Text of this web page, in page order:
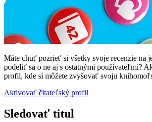
Máte chuť pozrieť si všetky svoje recenzie na
podeliť sa o ne aj s ostatnými používateľmi?
profil, kde si môžete zvyšovať svoju
Aktivovať čitateľský profil
Sledovať titul